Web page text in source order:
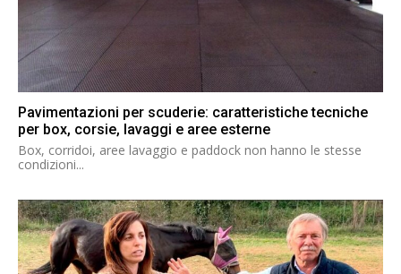
Pavimentazioni per scuderie: caratteristiche tecniche
per box, corsie, lavaggi e aree esterne
Box, corridoi, aree lavaggio e paddock non hanno le stesse
condizioni...